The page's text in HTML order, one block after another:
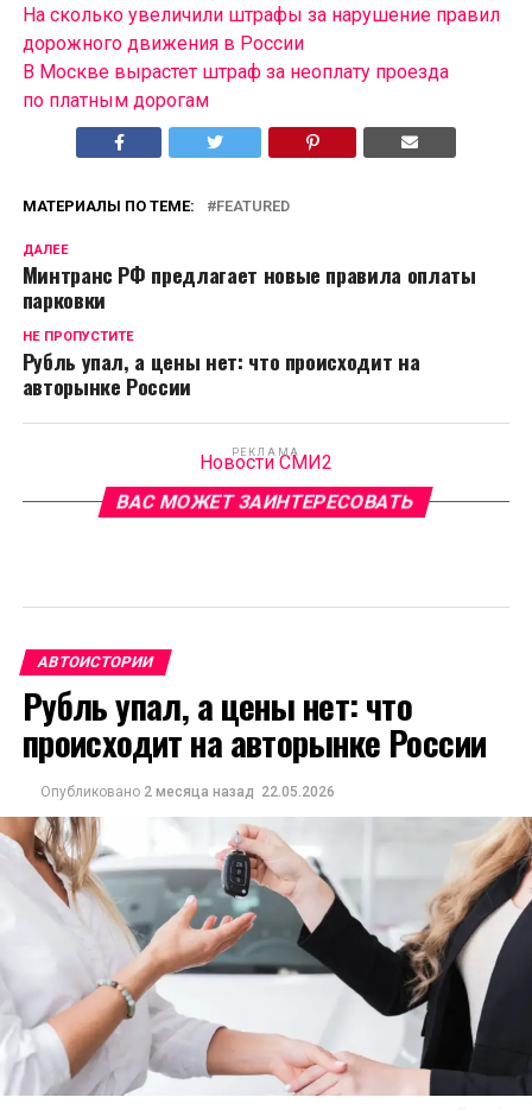
На сколько увеличили штрафы за нарушение правил
дорожного движения в России
В Москве вырастет штраф за неоплату проезда
по платным дорогам
МАТЕРИАЛЫ ПО ТЕМЕ: FEATURED
ДАЛЕЕ
Минтранс РФ предлагает новые правила оплаты
парковки
НЕ ПРОПУСТИТЕ
Рубль упал, а цены нет: что происходит на
авторынке России
РЕКЛАМА
Новости СМИ2
ВАС МОЖЕТ ЗАИНТЕРЕСОВАТЬ
АВТОИСТОРИИ
Рубль упал, а цены нет: что
происходит на авторынке России
Опубликовано 2 месяца назад 22.05.2026